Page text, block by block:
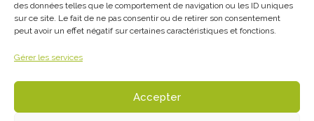
des données telles que le comportement de navigation ou les ID uniques
sur ce site. Le fait de ne pas consentir ou de retirer son consentement
peut avoir un effet négatif sur certaines caractéristiques et fonctions.
Gérer les services
Accepter
J'autorise le centre culturel à m'envoyer des newsletters
J'ai lu et j'accepte les Conditions Générales d'Utilisation